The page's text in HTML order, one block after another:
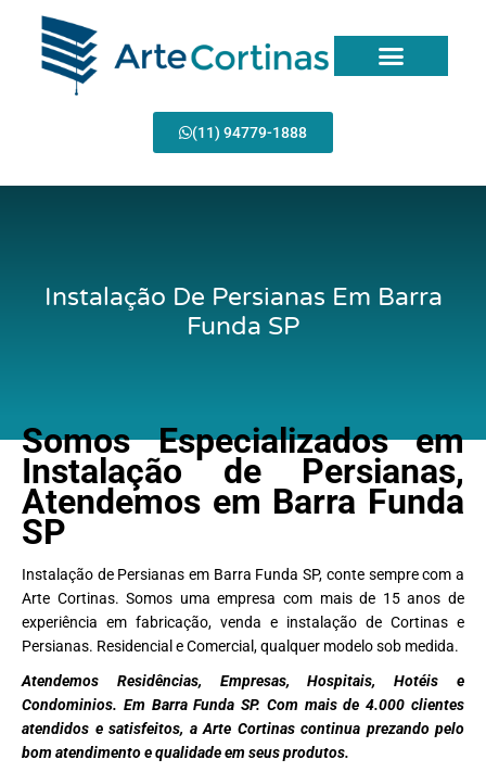
conteúdo
(11) 94779-1888
Instalação De Persianas Em Barra
Funda SP
Somos Especializados em
Instalação de Persianas,
Atendemos em Barra Funda
SP
Instalação de Persianas em Barra Funda SP, conte sempre com a
Arte Cortinas. Somos uma empresa com mais de 15 anos de
experiência em fabricação, venda e instalação de Cortinas e
Persianas. Residencial e Comercial, qualquer modelo sob medida.
Atendemos Residências, Empresas, Hospitais, Hotéis e
Condominios. Em Barra Funda SP. Com mais de 4.000 clientes
atendidos e satisfeitos, a Arte Cortinas continua prezando pelo
bom atendimento e qualidade em seus produtos.